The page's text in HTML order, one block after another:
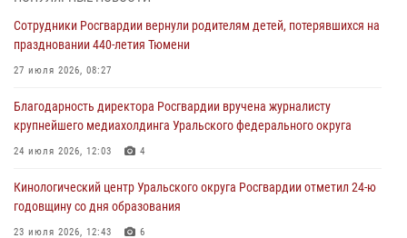
Память военнослужащих, погибших в разные годы при исполнении
воинского долга, почтили в кинологическом центре Уральского
округа Росгвардии
Росгвардейцы в Тюменской области знакомят детей со своей
службой и напоминают о мерах безопасности
Росгвардейцы приняли участие в фотопроекте «Прогуляемся по
Тюменской области» в рамках акции «Храним огонь Победы»
Сотрудники Росгвардии вернули родителям детей, потерявшихся на
праздновании 440-летия Тюмени
27 июля 2026, 08:27
Благодарность директора Росгвардии вручена журналисту
крупнейшего медиахолдинга Уральского федерального округа
24 июля 2026, 12:03 4
Кинологический центр Уральского округа Росгвардии отметил 24-ю
годовщину со дня образования
23 июля 2026, 12:43 6